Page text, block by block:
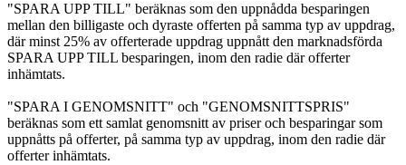
"SPARA UPP TILL" beräknas som den uppnådda besparingen
mellan den billigaste och dyraste offerten på samma typ av uppdrag,
där minst 25% av offerterade uppdrag uppnått den marknadsförda
SPARA UPP TILL besparingen, inom den radie där offerter
inhämtats.
"SPARA I GENOMSNITT" och "GENOMSNITTSPRIS"
beräknas som ett samlat genomsnitt av priser och besparingar som
uppnåtts på offerter, på samma typ av uppdrag, inom den radie där
offerter inhämtats.